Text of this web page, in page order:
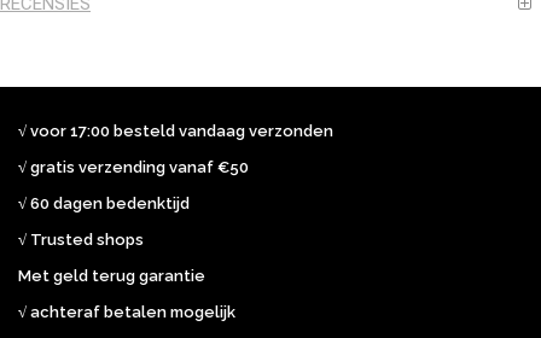
√ voor 17:00 besteld vandaag verzonden
√ gratis verzending vanaf €50
√ 60 dagen bedenktijd
√ Trusted shops
Met geld terug garantie
√ achteraf betalen mogelijk